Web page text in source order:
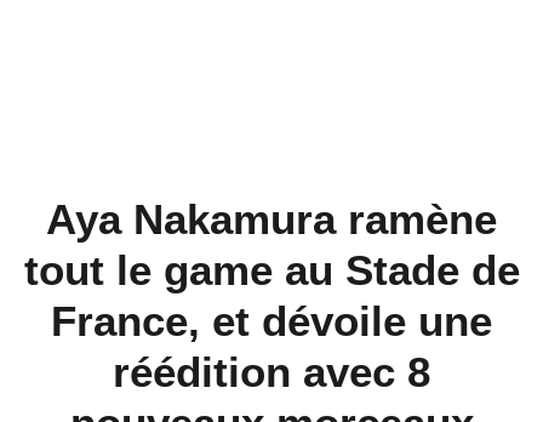
Aya Nakamura ramène
tout le game au Stade de
France, et dévoile une
réédition avec 8